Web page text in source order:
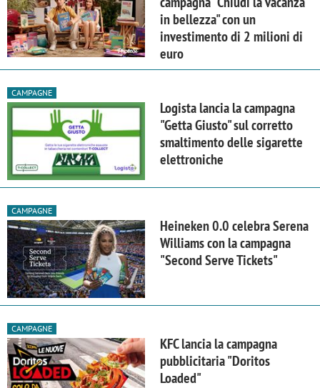
in bellezza" con un
investimento di 2 milioni di
euro
CAMPAGNE
Logista lancia la campagna
"Getta Giusto" sul corretto
smaltimento delle sigarette
elettroniche
CAMPAGNE
Heineken 0.0 celebra Serena
Williams con la campagna
"Second Serve Tickets"
CAMPAGNE
KFC lancia la campagna
pubblicitaria "Doritos
Loaded"